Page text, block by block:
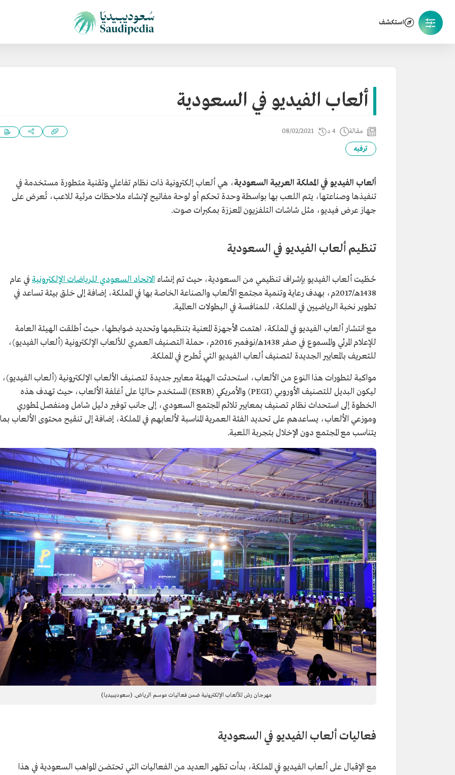
استكشف
ألعاب الفيديو في السعودية
مقالة 4 د 08/02/2021
ترفيه
ألعاب الفيديو في المملكة العربية السعودية، هي ألعاب إلكترونية ذات نظام تفاعلي وتقنية متطورة مستخدمة في
تنفيذها وصناعتها، يتم اللعب بها بواسطة وحدة تحكم أو لوحة مفاتيح لإنشاء ملاحظات مرئية للاعب، تُعرض على
جهاز عرض فيديو، مثل شاشات التلفزيون المعززة بمكبرات صوت.
تنظيم ألعاب الفيديو في السعودية
حُظيت ألعاب الفيديو بإشراف تنظيمي من السعودية، حيث تم إنشاء الاتحاد السعودي للرياضات الإلكترونية في عام
1438هـ/2017م، بهدف رعاية وتنمية مجتمع الألعاب والصناعة الخاصة بها في المملكة، إضافة إلى خلق بيئة تساعد في
تطوير نخبة الرياضيين في المملكة، للمنافسة في البطولات العالمية.
مع انتشار ألعاب الفيديو في المملكة، اهتمت الأجهزة المعنية بتنظيمها وتحديد ضوابطها، حيث أطلقت الهيئة العامة
للإعلام المرئي والمسموع في صفر 1438هـ/نوفمبر 2016م، حملة التصنيف العمري للألعاب الإلكترونية (ألعاب الفيديو)،
للتعريف بالمعايير الجديدة لتصنيف ألعاب الفيديو التي تُطرح في المملكة.
مواكبة لتطورات هذا النوع من الألعاب، استحدثت الهيئة معايير جديدة لتصنيف الألعاب الإلكترونية (ألعاب الفيديو)،
ليكون البديل للتصنيف الأوروبي (PEGI) والأمريكي (ESRB) المستخدم حاليًا على أغلفة الألعاب، حيث تهدف هذه
الخطوة إلى استحداث نظام تصنيف بمعايير تلائم المجتمع السعودي، إلى جانب توفير دليل شامل ومنفصل لمطوري
وموزعي الألعاب، يساعدهم على تحديد الفئة العمرية المناسبة لألعابهم في المملكة، إضافة إلى تنقيح محتوى الألعاب بما
يتناسب مع المجتمع دون الإخلال بتجربة اللعبة.
مهرجان رش للألعاب الإلكترونية ضمن فعاليات موسم الرياض. (سعوديبيديا)
فعاليات ألعاب الفيديو في السعودية
مع الإقبال على ألعاب الفيديو في المملكة، بدأت تظهر العديد من الفعاليات التي تحتضن المواهب السعودية في هذا